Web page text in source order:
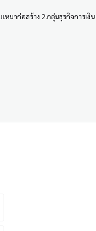
าก่อสร้าง 2.กลุ่มธุรกิจการเงิ